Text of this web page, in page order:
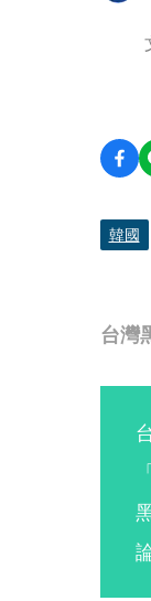
台灣
韓國